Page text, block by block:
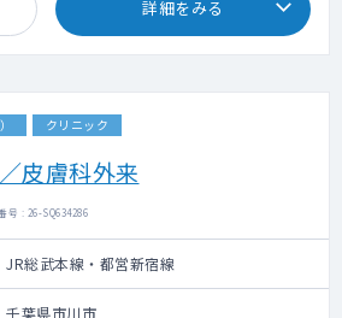
詳細をみる
クリニック
皮膚科外来
号 : 26-SQ634286
JR総武本線・都営新宿線
千葉県市川市